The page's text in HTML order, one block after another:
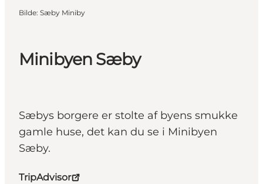
Minibyen Sæby
Sæbys borgere er stolte af byens smukke
gamle huse, det kan du se i Minibyen
Sæby.
TripAdvisor
Bilde: Sæby Miniby